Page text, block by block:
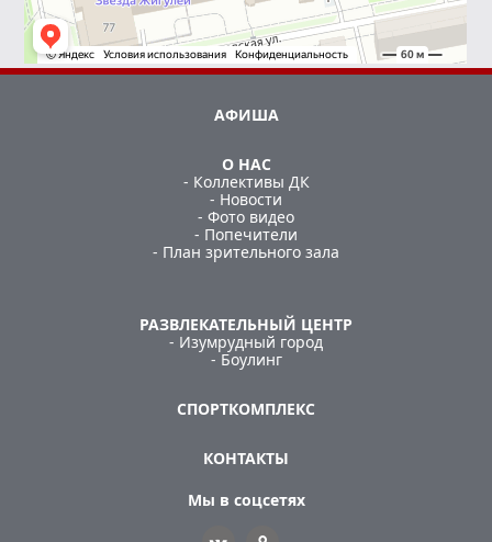
АФИША
О НАС
- Коллективы ДК
- Новости
- Фото видео
- Попечители
- План зрительного зала
РАЗВЛЕКАТЕЛЬНЫЙ ЦЕНТР
- Изумрудный город
- Боулинг
СПОРТКОМПЛЕКС
КОНТАКТЫ
Мы в соцсетях